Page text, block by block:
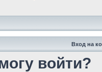
Вход на
войти?